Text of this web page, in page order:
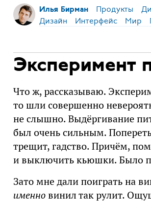
Илья Бирман Продукты
Дизайн Интерфейс Мир
Эксперимент
Что ж, рассказываю.
то шли совершенно
не слышно. Выдёргивание
был очень сильным.
трещит, гадство. Причём,
и выключить кьюшки. Было
Зато мне дали поиграть на
именновинил так рулит.